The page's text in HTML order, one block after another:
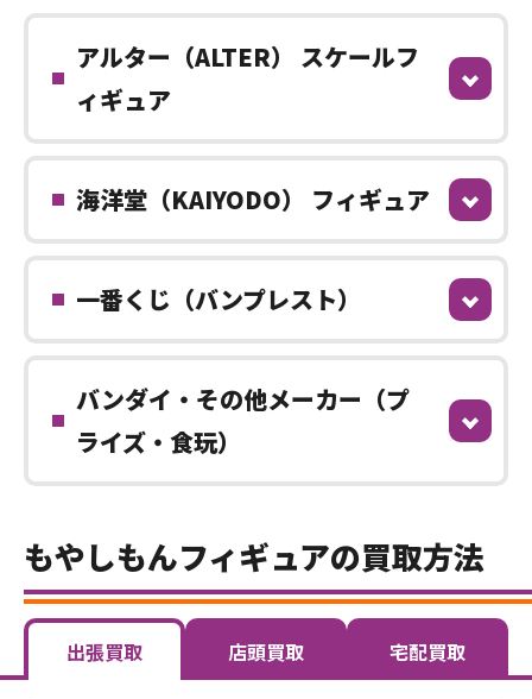
アルター（ALTER） スケールフ
ィギュア
海洋堂（KAIYODO） フィギュア
一番くじ（バンプレスト）
バンダイ・その他メーカー（プ
ライズ・食玩）
もやしもんフィギュアの買取方法
出張買取 店頭買取 宅配買取